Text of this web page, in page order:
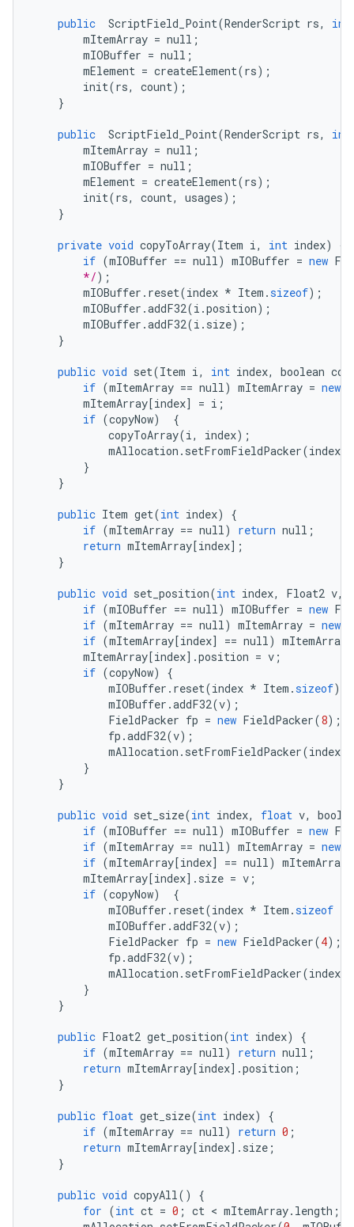
public ScriptField_Point(RenderScript rs,
int
mItemArray = null ;
mIOBuffer = null ;
mElement = createElement(rs);
init(rs, count);
}
public ScriptField_Point(RenderScript rs,
int
mItemArray = null ;
mIOBuffer = null ;
mElement = createElement(rs);
init(rs, count, usages);
}
private void copyToArray(Item i, int index)
{
if (mIOBuffer == null) mIOBuffer = new
        */
);
mIOBuffer . reset(index * Item .sizeof);
mIOBuffer .addF32(i .position);
mIOBuffer .addF32(i . size);
}
public void set(Item i, int index, boolean
if (mItemArray == null) mItemArray = new
mItemArray[index] = i ;
if (copyNow)
{
copyToArray(i, index);
mAllocation . setFromFieldPacker(index
}
}
public Item get(int index)
{
if (mItemArray == null) return null ;
return mItemArray[index];
}
public void set_position(int index, Float2 v,
if (mIOBuffer == null) mIOBuffer = new
if (mItemArray == null) mItemArray = new
if (mItemArray[index] == null) mItemArray
mItemArray[index].position = v ;
if (copyNow)
{
mIOBuffer . reset(index * Item .sizeof);
mIOBuffer .addF32(v);
FieldPacker fp = new FieldPacker(8);
fp .addF32(v);
mAllocation . setFromFieldPacker(index
}
}
public void set_size(int index, float v,
if (mIOBuffer == null) mIOBuffer = new
if (mItemArray == null) mItemArray = new
if (mItemArray[index] == null) mItemArray
mItemArray[index]. size = v ;
if (copyNow)
{
mIOBuffer . reset(index * Item .sizeof
mIOBuffer .addF32(v);
FieldPacker fp = new FieldPacker(4);
fp .addF32(v);
mAllocation . setFromFieldPacker(index
}
}
public Float2 get_position(int index)
{
if (mItemArray == null) return null ;
return mItemArray[index].position ;
}
public float get_size(int index)
{
if (mItemArray == null) return 0 ;
return mItemArray[index]. size ;
}
public void copyAll()
{
for (int ct = 0 ; ct < mItemArray. length ;